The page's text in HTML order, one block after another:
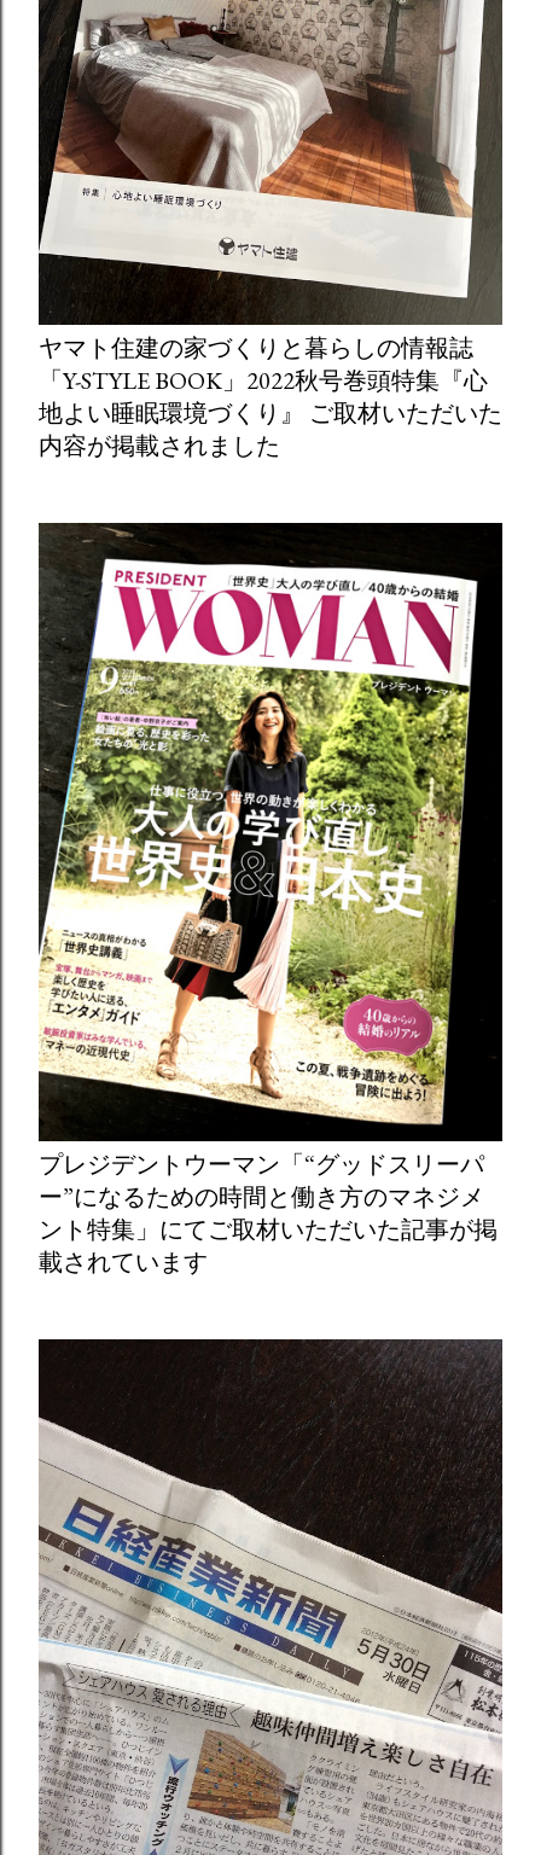
ヤマト住建の家づくりと暮らしの情報誌
「Y-STYLE BOOK」2022秋号巻頭特集『心
地よい睡眠環境づくり』 ご取材いただいた
内容が掲載されました
プレジデントウーマン「“グッドスリーパ
ー”になるための時間と働き方のマネジメ
ント特集」にてご取材いただいた記事が掲
載されています